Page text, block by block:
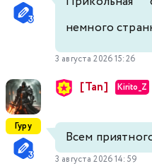
немного
3 августа 2026 15:26
Гуру
[Tan] Kirito_Z
Всем
3 августа 2026 14:59